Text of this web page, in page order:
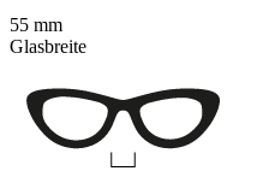
55 mm
Glasbreite